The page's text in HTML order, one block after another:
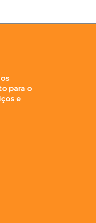
para o
e